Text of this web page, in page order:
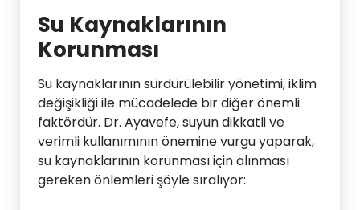
Su Kaynaklarının
Korunması
Su kaynaklarının sürdürülebilir yönetimi, iklim
değişikliği ile mücadelede bir diğer önemli
faktördür. Dr. Ayavefe, suyun dikkatli ve
verimli kullanımının önemine vurgu yaparak,
su kaynaklarının korunması için alınması
gereken önlemleri şöyle sıralıyor: